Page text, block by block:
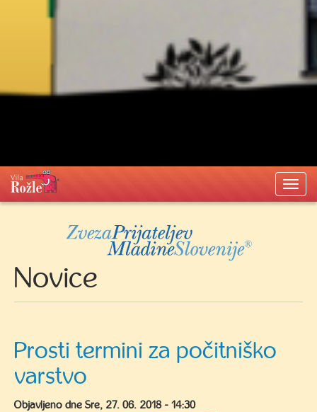
Novice
Prosti termini za počitniško
varstvo
Objavljeno dne Sre, 27. 06. 2018 - 14:30